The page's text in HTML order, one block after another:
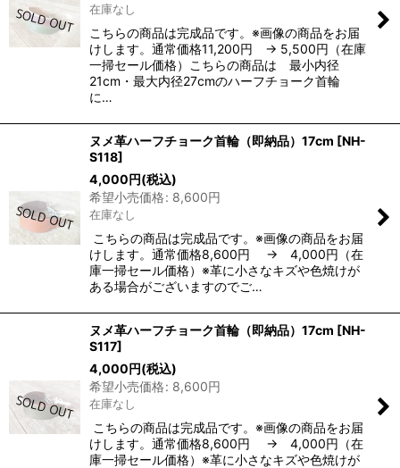
在庫なし
こちらの商品は完成品です。※画像の商品をお届
けします。通常価格11,200円 → 5,500円（在庫
一掃セール価格）こちらの商品は 最小内径
21cm・最大内径27cmのハーフチョーク首輪
に…
ヌメ革ハーフチョーク首輪（即納品）17cm [NH-
S118]
4,000円(税込)
希望小売価格: 8,600円
在庫なし
こちらの商品は完成品です。※画像の商品をお届
けします。通常価格8,600円 → 4,000円（在
庫一掃セール価格）※革に小さなキズや色焼けが
ある場合がございますのでご…
ヌメ革ハーフチョーク首輪（即納品）17cm [NH-
S117]
4,000円(税込)
希望小売価格: 8,600円
在庫なし
こちらの商品は完成品です。※画像の商品をお届
けします。通常価格8,600円 → 4,000円（在
庫一掃セール価格）※革に小さなキズや色焼けが